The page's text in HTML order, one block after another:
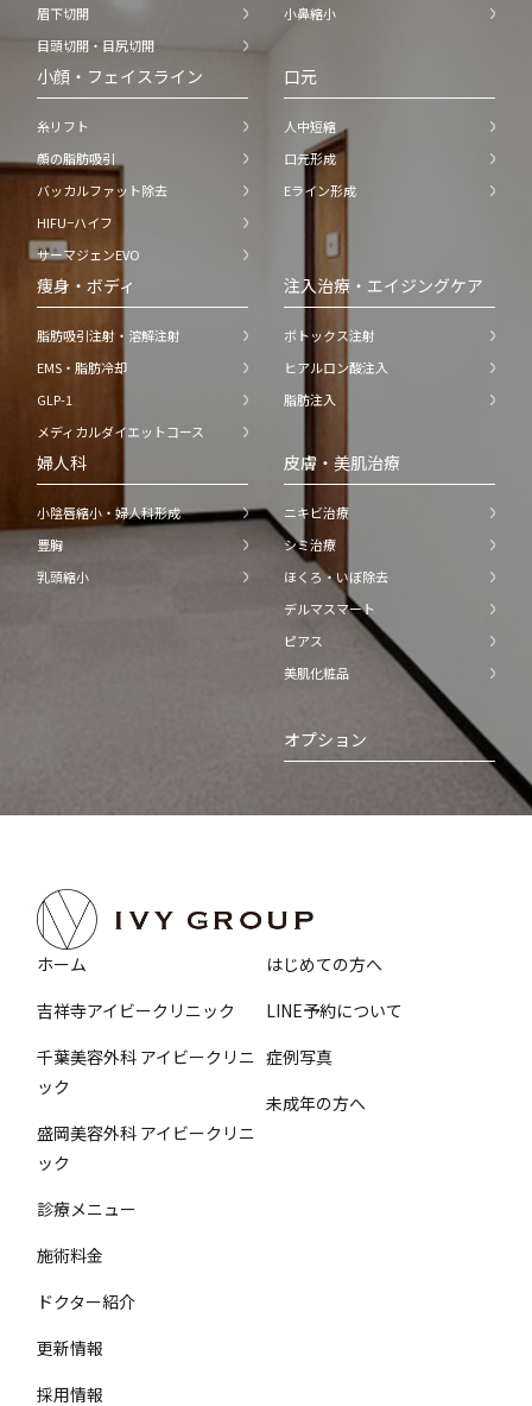
眉下切開
目頭切開・目尻切開
小鼻縮小
小顔・フェイスライン
糸リフト
顔の脂肪吸引
バッカルファット除去
HIFU−ハイフ
サーマジェンEVO
口元
人中短縮
口元形成
Eライン形成
痩身・ボディ
脂肪吸引注射・溶解注射
EMS・脂肪冷却
GLP-1
メディカルダイエットコース
注入治療・エイジングケア
ボトックス注射
ヒアルロン酸注入
脂肪注入
婦人科
小陰唇縮小・婦人科形成
豊胸
乳頭縮小
皮膚・美肌治療
ニキビ治療
シミ治療
ほくろ・いぼ除去
デルマスマート
ピアス
美肌化粧品
オプション
ホーム
吉祥寺アイビークリニック
千葉美容外科 アイビークリニ
ック
盛岡美容外科 アイビークリニ
ック
診療メニュー
施術料金
ドクター紹介
はじめての方へ
LINE予約について
症例写真
未成年の方へ
更新情報
採用情報